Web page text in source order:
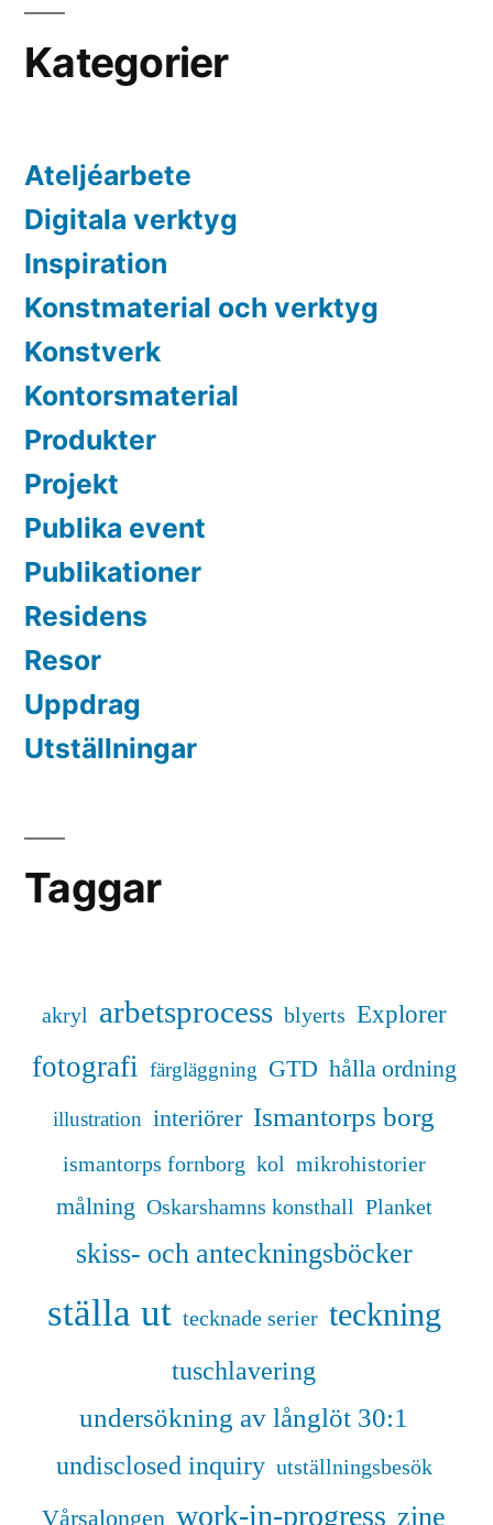
Fest
Kategorier
Ateljéarbete
Digitala verktyg
Inspiration
Konstmaterial och verktyg
Konstverk
Kontorsmaterial
Produkter
Projekt
Publika event
Publikationer
Residens
Resor
Uppdrag
Utställningar
Taggar
akryl arbetsprocess blyerts Explorer
fotografi färgläggning GTD hålla ordning
illustration interiörer Ismantorps borg
ismantorps fornborg kol mikrohistorier
målning Oskarshamns konsthall Planket
skiss- och anteckningsböcker
ställa ut tecknade serier teckning
tuschlavering
undersökning av långlöt 30:1
undisclosed inquiry utställningsbesök
work-in-progress zine